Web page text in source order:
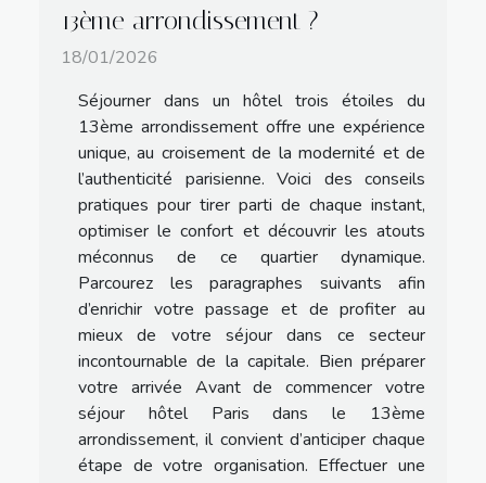
13ème arrondissement ?
18/01/2026
Séjourner dans un hôtel trois étoiles du
13ème arrondissement offre une expérience
unique, au croisement de la modernité et de
l’authenticité parisienne. Voici des conseils
pratiques pour tirer parti de chaque instant,
optimiser le confort et découvrir les atouts
méconnus de ce quartier dynamique.
Parcourez les paragraphes suivants afin
d’enrichir votre passage et de profiter au
mieux de votre séjour dans ce secteur
incontournable de la capitale. Bien préparer
votre arrivée Avant de commencer votre
séjour hôtel Paris dans le 13ème
arrondissement, il convient d’anticiper chaque
étape de votre organisation. Effectuer une